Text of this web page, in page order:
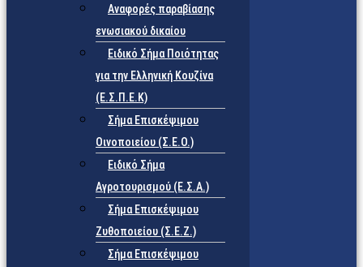
Αναφορές παραβίασης
ενωσιακού δικαίου
Ειδικό Σήμα Ποιότητας
για την Ελληνική Κουζίνα
(Ε.Σ.Π.Ε.Κ)
Σήμα Επισκέψιμου
Οινοποιείου (Σ.Ε.Ο.)
Ειδικό Σήμα
Αγροτουρισμού (Ε.Σ.Α.)
Σήμα Επισκέψιμου
Ζυθοποιείου (Σ.Ε.Ζ.)
Σήμα Επισκέψιμου